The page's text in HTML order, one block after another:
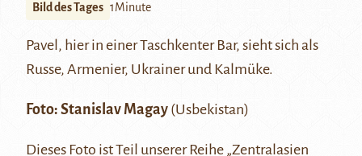
Bild des Tages 1Minute
Pavel, hier in einer Taschkenter Bar, sieht sich als
Russe, Armenier, Ukrainer und Kalmüke.
Foto: Stanislav Magay (Usbekistan)
Dieses Foto ist Teil unserer Reihe „Zentralasien